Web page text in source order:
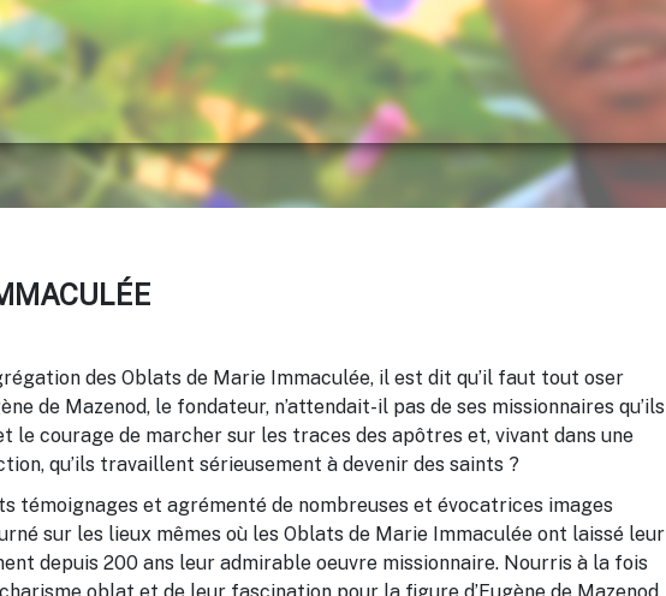
des Oblats de Marie Immaculée, il est dit qu’il faut tout oser
de Mazenod, le fondateur, n’attendait-il pas de ses missionnaires qu’ils
le courage de marcher sur les traces des apôtres et, vivant dans une
qu’ils travaillent sérieusement à devenir des saints ?
témoignages et agrémenté de nombreuses et évocatrices images
sur les lieux mêmes où les Oblats de Marie Immaculée ont laissé leur
depuis 200 ans leur admirable oeuvre missionnaire. Nourris à la fois